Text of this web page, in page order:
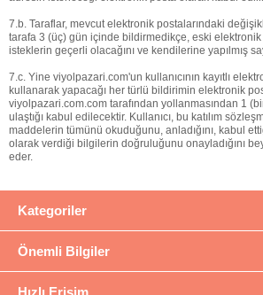
7.b. Taraflar, mevcut elektronik postalarındaki
tarafa 3 (üç) gün içinde bildirmedikçe, eski
isteklerin geçerli olacağını ve kendilerine yapılmış
7.c. Yine viyolpazari.com'un kullanıcının kayıtlı
kullanarak yapacağı her türlü bildirimin elektronik
viyolpazari.com.com tarafından yollanmasından 1
ulaştığı kabul edilecektir. Kullanıcı, bu katılım
maddelerin tümünü okuduğunu, anladığını, kabul
olarak verdiği bilgilerin doğruluğunu onayladığını
eder.
Kategoriler
Önemli Bilgiler
Hızlı Erişim